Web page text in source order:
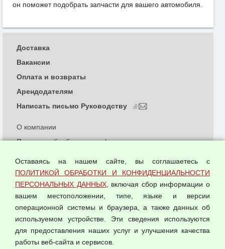
он поможет подобрать запчасти для вашего автомобиля.
© 2026 ООО "Феникс"
О компании
Политика обработки и конфиденциальности
Согласием на обработку персональных данных
Оферта оптовой купли-продажи
Публичная оферта
Доставка
Вакансии
Оплата и возвраты
Арендодателям
Написать письмо Руководству
Оставаясь на нашем сайте, вы соглашаетесь с
ПОЛИТИКОЙ ОБРАБОТКИ И КОНФИДЕНЦИАЛЬНОСТИ
ПЕРСОНАЛЬНЫХ ДАННЫХ, включая сбор информации о
вашем местоположении, типе, языке и версии
операционной системы и браузера, а также данных об
используемом устройстве. Эти сведения используются
для предоставления наших услуг и улучшения качества
работы веб-сайта и сервисов.